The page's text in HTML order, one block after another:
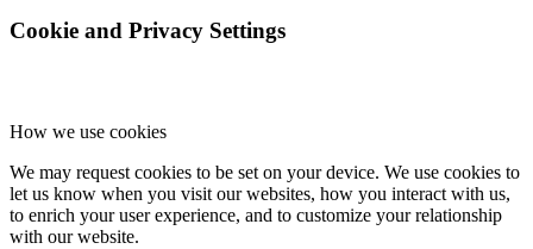
Cookie and Privacy Settings
How we use cookies
We may request cookies to be set on your device. We use cookies to
let us know when you visit our websites, how you interact with us,
to enrich your user experience, and to customize your relationship
with our website.